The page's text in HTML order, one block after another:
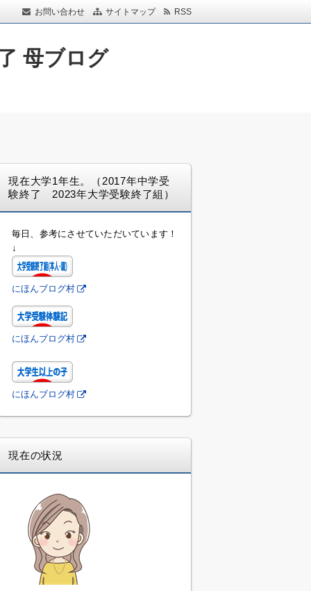
お問い合わせ サイトマップ RSS
母ブログ
現在大学1年生。（2017年中学受
験終了 2023年大学受験終了組）
毎日、参考にさせていただいています！
↓
にほんブログ村
にほんブログ村
にほんブログ村
現在の状況